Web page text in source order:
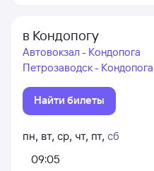
в Кондопогу
Автовокзал - Кондопога
Петрозаводск - Кондопога
Найти билеты
пн, вт, ср, чт, пт, сб
09:05